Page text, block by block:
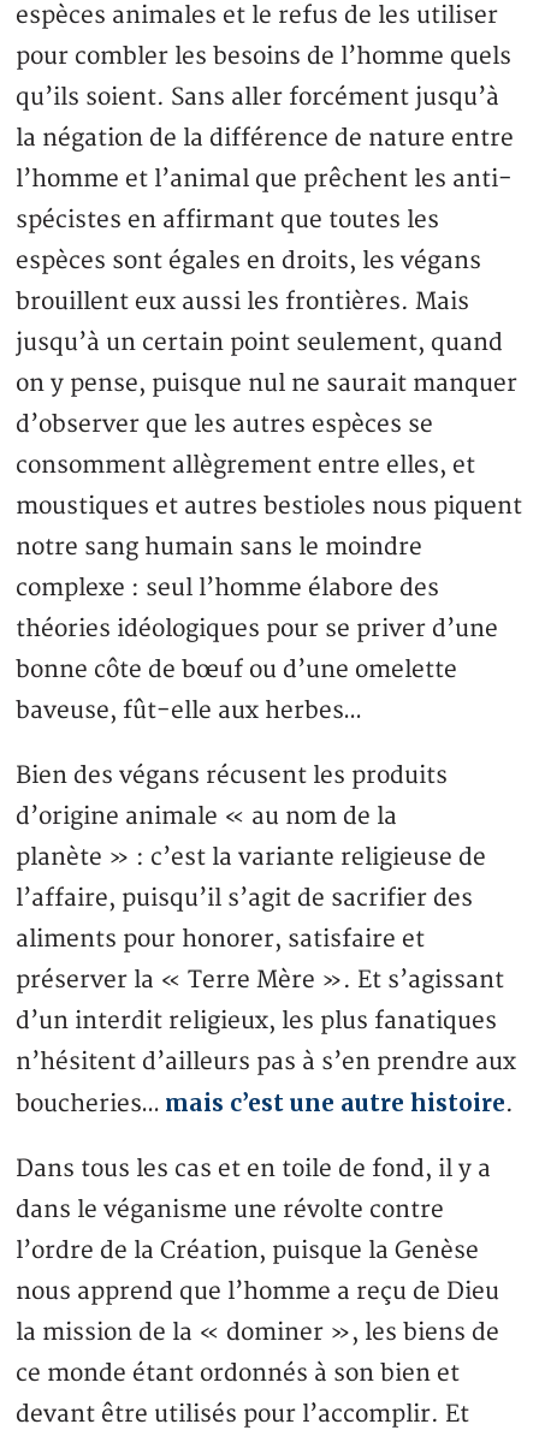
espèces animales et le refus de les utiliser
pour combler les besoins de l’homme quels
qu’ils soient. Sans aller forcément jusqu’à
la négation de la différence de nature entre
l’homme et l’animal que prêchent les anti-
spécistes en affirmant que toutes les
espèces sont égales en droits, les végans
brouillent eux aussi les frontières. Mais
jusqu’à un certain point seulement, quand
on y pense, puisque nul ne saurait manquer
d’observer que les autres espèces se
consomment allègrement entre elles, et
moustiques et autres bestioles nous piquent
notre sang humain sans le moindre
complexe : seul l’homme élabore des
théories idéologiques pour se priver d’une
bonne côte de bœuf ou d’une omelette
baveuse, fût-elle aux herbes…
Bien des végans récusent les produits
d’origine animale « au nom de la
planète » : c’est la variante religieuse de
l’affaire, puisqu’il s’agit de sacrifier des
aliments pour honorer, satisfaire et
préserver la « Terre Mère ». Et s’agissant
d’un interdit religieux, les plus fanatiques
n’hésitent d’ailleurs pas à s’en prendre aux
boucheries… mais c’est une autre histoire.
Dans tous les cas et en toile de fond, il y a
dans le véganisme une révolte contre
l’ordre de la Création, puisque la Genèse
nous apprend que l’homme a reçu de Dieu
la mission de la « dominer », les biens de
ce monde étant ordonnés à son bien et
devant être utilisés pour l’accomplir. Et